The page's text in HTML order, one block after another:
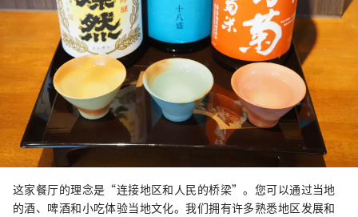
这家餐厅的理念是“连接地区和人民的桥梁”。您可以通过当地
的酒、啤酒和小吃体验当地文化。我们拥有许多熟悉地区发展和